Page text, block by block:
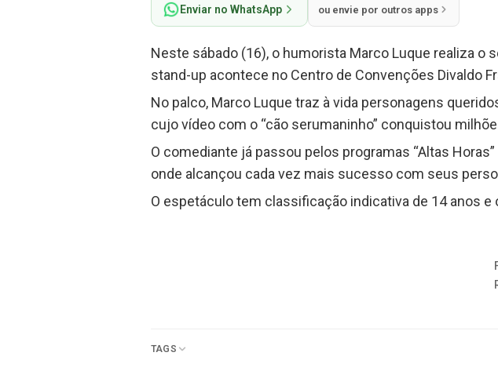
Enviar no WhatsApp ou envie por outros apps
Neste sábado (16), o humorista Marco Luque realiza o
stand-up acontece no Centro de Convenções Divaldo
No palco, Marco Luque traz à vida personagens
cujo vídeo com o “cão serumaninho” conquistou
O comediante já passou pelos programas “Altas
onde alcançou cada vez mais sucesso com seus
O espetáculo tem classificação indicativa de 14 anos
TAGS